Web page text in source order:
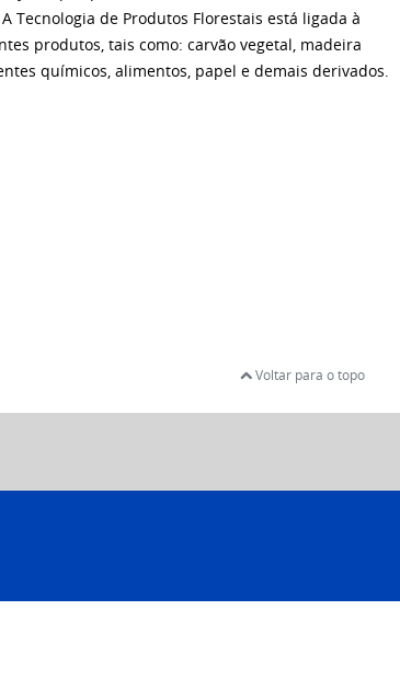
Tecnologia de Produtos Florestais está ligada à
produtos, tais como: carvão vegetal, madeira
químicos, alimentos, papel e demais derivados.
Voltar para o topo